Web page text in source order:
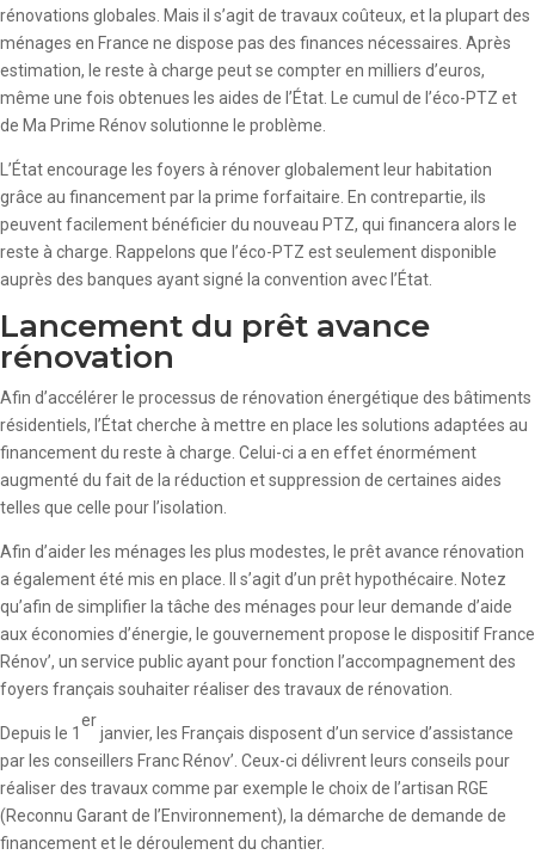
rénovations globales. Mais il s’agit de travaux coûteux, et la plupart des
ménages en France ne dispose pas des finances nécessaires. Après
estimation, le reste à charge peut se compter en milliers d’euros,
même une fois obtenues les aides de l’État. Le cumul de l’éco-PTZ et
de Ma Prime Rénov solutionne le problème.
L’État encourage les foyers à rénover globalement leur habitation
grâce au financement par la prime forfaitaire. En contrepartie, ils
peuvent facilement bénéficier du nouveau PTZ, qui financera alors le
reste à charge. Rappelons que l’éco-PTZ est seulement disponible
auprès des banques ayant signé la convention avec l’État.
Lancement du prêt avance
rénovation
Afin d’accélérer le processus de rénovation énergétique des bâtiments
résidentiels, l’État cherche à mettre en place les solutions adaptées au
financement du reste à charge. Celui-ci a en effet énormément
augmenté du fait de la réduction et suppression de certaines aides
telles que celle pour l’isolation.
Afin d’aider les ménages les plus modestes, le prêt avance rénovation
a également été mis en place. Il s’agit d’un prêt hypothécaire. Notez
qu’afin de simplifier la tâche des ménages pour leur demande d’aide
aux économies d’énergie, le gouvernement propose le dispositif France
Rénov’, un service public ayant pour fonction l’accompagnement des
foyers français souhaiter réaliser des travaux de rénovation.
Depuis le 1
er
janvier, les Français disposent d’un service d’assistance
par les conseillers Franc Rénov’. Ceux-ci délivrent leurs conseils pour
réaliser des travaux comme par exemple le choix de l’artisan RGE
(Reconnu Garant de l’Environnement), la démarche de demande de
financement et le déroulement du chantier.